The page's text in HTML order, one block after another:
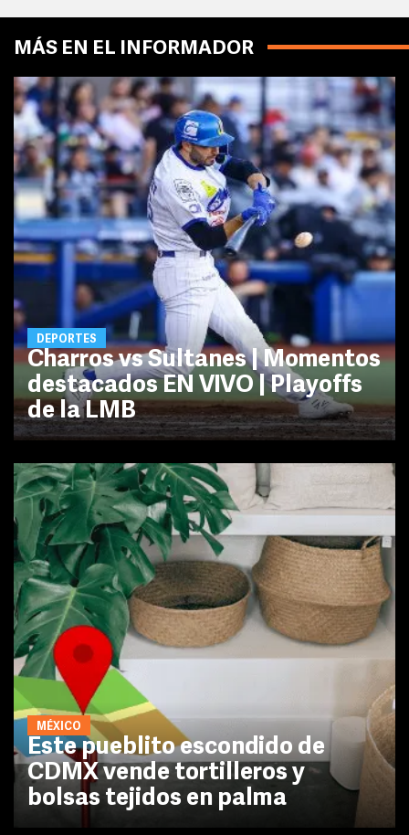
MÁS EN EL INFORMADOR
DEPORTES
Charros vs Sultanes | Momentos
destacados EN VIVO | Playoffs
de la LMB
MÉXICO
Este pueblito escondido de
CDMX vende tortilleros y
bolsas tejidos en palma